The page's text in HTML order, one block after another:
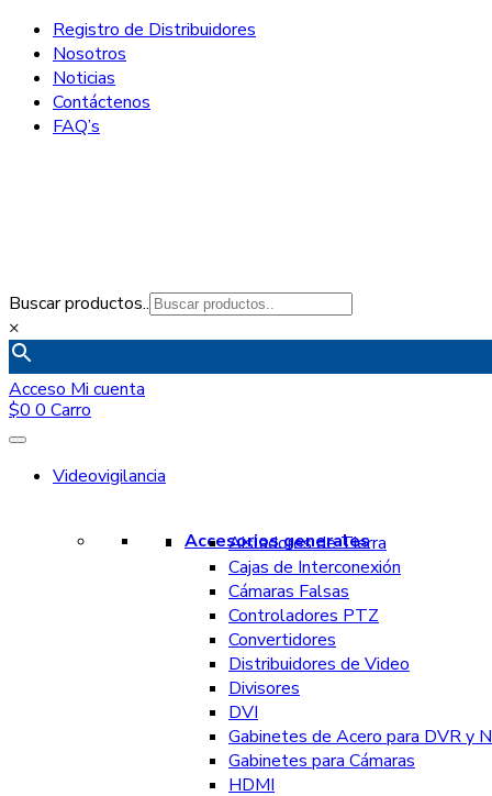
Registro de Distribuidores
Nosotros
Noticias
Contáctenos
FAQ’s
Buscar productos..
×
Acceso Mi cuenta
$0 0 Carro
Videovigilancia
Accesorios generales
Aisladores de Tierra
Cajas de Interconexión
Cámaras Falsas
Controladores PTZ
Convertidores
Distribuidores de Video
Divisores
DVI
Gabinetes de Acero para DVR y
Gabinetes para Cámaras
HDMI